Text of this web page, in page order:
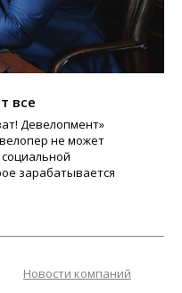
все
Девелопмент»
не может
зарабатывается
Новости компаний